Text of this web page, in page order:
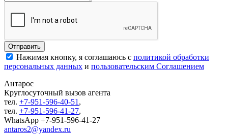
Нажимая кнопку, я соглашаюсь с политикой обработки
персональных данных и пользовательским Соглашением
Антарос
Круглосуточный вызов агента
тел. +7-951-596-40-51 ,
тел. +7-951-596-41-27,
WhatsApp +7-951-596-41-27
antaros2@yandex.ru